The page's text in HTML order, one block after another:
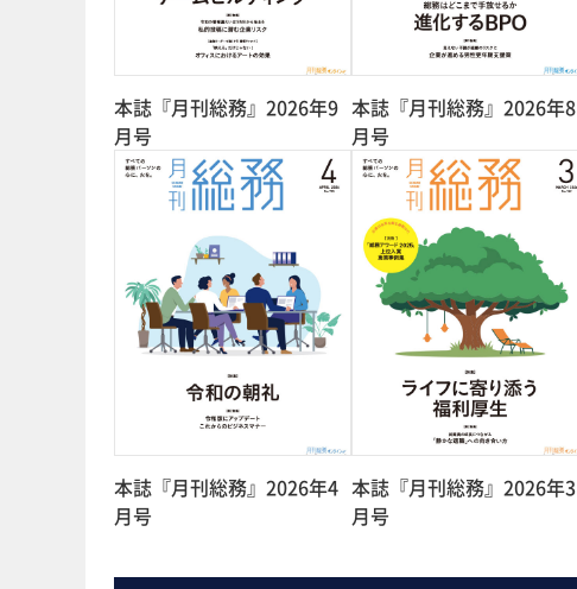
本誌『月刊総務』2026年9
月号
本誌『月刊総務』2026年8
月号
本誌『月刊総務』2026年4
月号
本誌『月刊総務』2026年3
月号